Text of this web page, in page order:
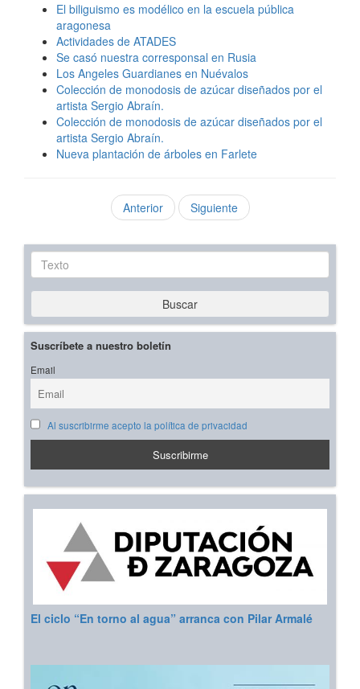
El biliguismo es modélico en la escuela pública
aragonesa
Actividades de ATADES
Se casó nuestra corresponsal en Rusia
Los Angeles Guardianes en Nuévalos
Colección de monodosis de azúcar diseñados por el
artista Sergio Abraín.
Colección de monodosis de azúcar diseñados por el
artista Sergio Abraín.
Nueva plantación de árboles en Farlete
Anterior Siguiente
Texto
Buscar
Suscríbete a nuestro boletín
Email
Al suscribirme acepto la política de privacidad
El ciclo “En torno al agua” arranca con Pilar Armalé